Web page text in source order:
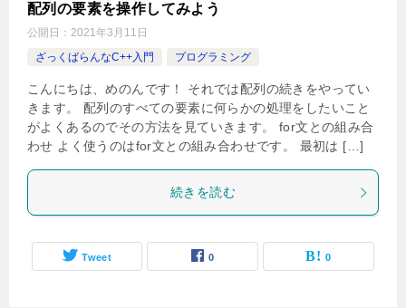
配列の要素を操作してみよう
公開日： 2021年3月11日
ざっくばらんなC++入門
プログラミング
こんにちは、めのんです！ それでは配列の続きをやってい
きます。 配列のすべての要素に何らかの処理をしたいこと
がよくあるのでその方法を見ていきます。 for文との組み合
わせ よく使うのはfor文との組み合わせです。 最初は […]
続きを読む
Tweet 0 0